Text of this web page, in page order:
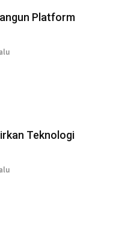
Platform
Teknologi